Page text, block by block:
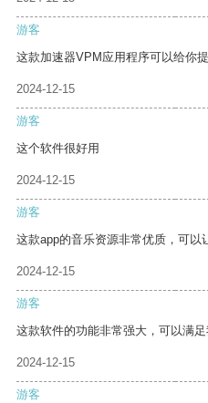
游客
这款加速器VPM应用程序可以给你
2024-12-15
游客
这个软件很好用
2024-12-15
游客
这款app的音乐资源非常优质，可以
2024-12-15
游客
这款软件的功能非常强大，可以满足
2024-12-15
游客